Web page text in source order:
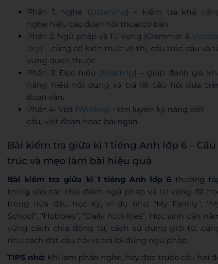
Phần 1: Nghe (Listening) – kiểm tra khả
nghe hiểu các đoạn hội thoại cơ bản.
Phần 2: Ngữ pháp và Từ vựng (Grammar &
lary) – củng cố kiến thức về thì, cấu trúc câu và
vựng quen thuộc.
Phần 3: Đọc hiểu (Reading) – giúp đánh giá
năng hiểu nội dung và trả lời câu hỏi dựa
đoạn văn.
Phần 4: Viết (Writing) – rèn luyện kỹ năng viết
câu, viết đoạn hoặc bài ngắn.
Bài kiểm tra giữa kì 1 tiếng Anh lớp 6 – Cấu
trúc và mẹo làm bài hiệu quả
Bài kiểm tra giữa kì 1 tiếng Anh lớp 6 thường
trung vào các chủ điểm ngữ pháp và từ vựng đã
trong nửa đầu học kỳ, ví dụ như “My Family”,
School”, “Hobbies”, “Daily Activities”. Học sinh cần
vững cách chia động từ, cách sử dụng giới từ,
như cách đặt câu hỏi và trả lời đúng ngữ pháp.
TIPS nhỏ: Khi làm phần nghe, hãy đọc trước câu hỏi